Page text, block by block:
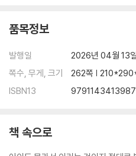
좋은 놀잇감은 아이를 능동적으로 만
놀잇감보다 놀이 친구가 중요해요.
놀이의 즐거움은 반응에 의해 결정돼
올바른 승부욕을 배워요.
스마트폰은 놀잇감이 아니에요.
욕은 언어 습관이 될 수 있어요.
품목정보
발행일
2026년 04월 13
쪽수, 무게, 크기
262쪽 |
ISBN13
9791143413987
책 속으로